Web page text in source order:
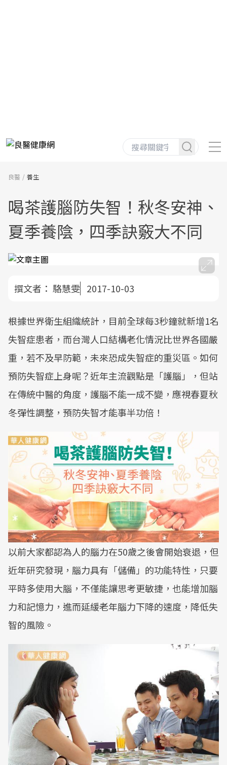
良醫 養生
喝茶護腦防失智！秋冬安神、
夏季養陰，四季訣竅大不同
撰文者： 駱慧雯 2017-10-03
根據世界衛生組織統計，目前全球每3秒鐘就新增1名
失智症患者，而台灣人口結構老化情況比世界各國嚴
重，若不及早防範，未來恐成失智症的重災區。如何
預防失智症上身呢？近年主流觀點是「護腦」，但站
在傳統中醫的角度，護腦不能一成不變，應視春夏秋
冬彈性調整，預防失智才能事半功倍！
以前大家都認為人的腦力在50歲之後會開始衰退，但
近年研究發現，腦力具有「儲備」的功能特性，只要
平時多使用大腦，不僅能讓思考更敏捷，也能增加腦
力和記憶力，進而延緩老年腦力下降的速度，降低失
智的風險。